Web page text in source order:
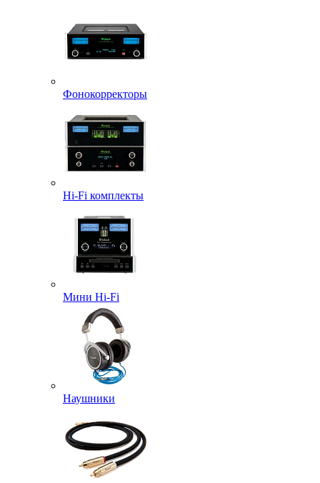
Фонокорректоры
Hi-Fi комплекты
Мини Hi-Fi
Наушники